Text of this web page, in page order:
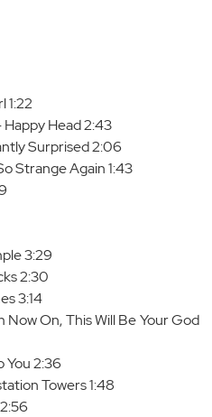
1:22
Head 2:43
Surprised 2:06
Strange Again 1:43
3:29
2:30
3:14
Now On, This Will Be Your God
You 2:36
Towers 1:48